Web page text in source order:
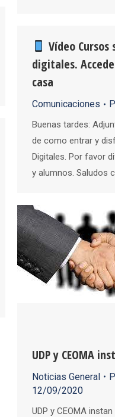
Vídeo
digitales.
casa
Comunicaciones
Buenas tardes:
de como entrar y
Digitales. Por favor
y alumnos. Saludos
UDP y CEOMA
Noticias General
12/09/2020
UDP y CEOMA